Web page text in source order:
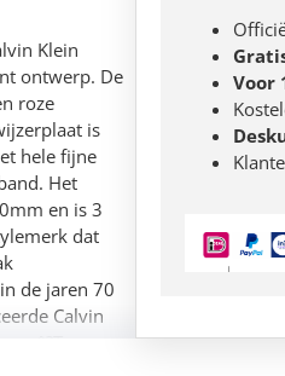
Klein
ontwerp. De
roze
is
hele fijne
Het
en is 3
dat
de jaren 70
Calvin
â?Ts
Voor